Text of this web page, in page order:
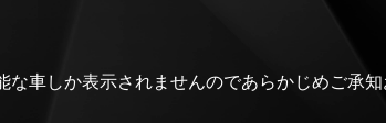
車しか表示されませんのであらかじめご承知